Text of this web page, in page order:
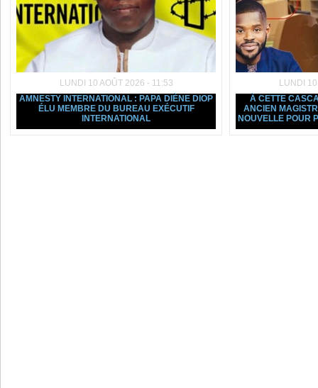
LUNDI 10 AOÛT 2026 - 11:53
AMNESTY INTERNATIONAL : PAPA DIÈNE DIOP
ÉLU MEMBRE DU BUREAU EXÉCUTIF
INTERNATIONAL
LUNDI
À CETTE
ANCIEN
NOUVELLE POUR